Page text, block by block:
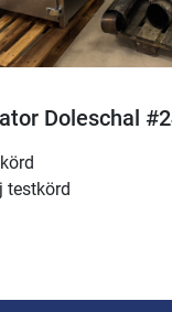
Doleschal
testkörd